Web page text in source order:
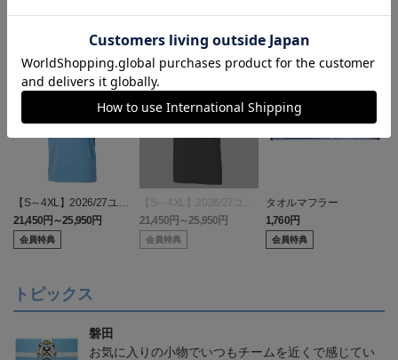
【S～4XL】2026/27ユニ
フォーム オーセンティッ
クモデル:FP1st
21,450円～25,950円
会員特典
【S～4XL】2026/27ユニ
フォーム オーセンティッ
クモデル:GK
21,450円～25,950円
会員特典
タオルマフラー
1,760円
会員特典
トピックス
磐田
お気に入りの小物でいつもチームを近くで感じてい